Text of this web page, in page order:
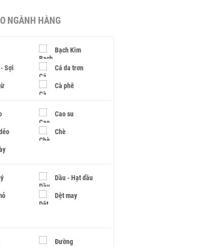
NGÀNH HÀNG
Bạch Kim
Sợi Cá da trơn
Cà phê
Cao su
Chè
Dầu - Hạt dầu
Dệt may
Đường